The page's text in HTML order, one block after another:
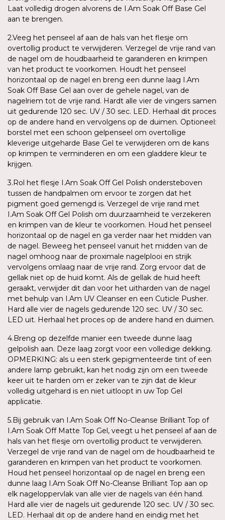
Laat volledig drogen alvorens de I.Am Soak Off Base Gel
aan te brengen.
2.Veeg het penseel af aan de hals van het flesje om
overtollig product te verwijderen. Verzegel de vrije rand van
de nagel om de houdbaarheid te garanderen en krimpen
van het product te voorkomen. Houdt het penseel
horizontaal op de nagel en breng een dunne laag I.Am
Soak Off Base Gel aan over de gehele nagel, van de
nagelriem tot de vrije rand. Hardt alle vier de vingers samen
uit gedurende 120 sec. UV / 30 sec. LED. Herhaal dit proces
op de andere hand en vervolgens op de duimen. Optioneel:
borstel met een schoon gelpenseel om overtollige
kleverige uitgeharde Base Gel te verwijderen om de kans
op krimpen te verminderen en om een gladdere kleur te
krijgen.
3.Rol het flesje I.Am Soak Off Gel Polish ondersteboven
tussen de handpalmen om ervoor te zorgen dat het
pigment goed gemengd is. Verzegel de vrije rand met
I.Am Soak Off Gel Polish om duurzaamheid te verzekeren
en krimpen van de kleur te voorkomen. Houd het penseel
horizontaal op de nagel en ga verder naar het midden van
de nagel. Beweeg het penseel vanuit het midden van de
nagel omhoog naar de proximale nagelplooi en strijk
vervolgens omlaag naar de vrije rand. Zorg ervoor dat de
gellak niet op de huid komt. Als de gellak de huid heeft
geraakt, verwijder dit dan voor het uitharden van de nagel
met behulp van I.Am UV Cleanser en een Cuticle Pusher.
Hard alle vier de nagels gedurende 120 sec. UV / 30 sec.
LED uit. Herhaal het proces op de andere hand en duimen.
4.Breng op dezelfde manier een tweede dunne laag
gelpolish aan. Deze laag zorgt voor een volledige dekking.
OPMERKING: als u een sterk gepigmenteerde tint of een
andere lamp gebruikt, kan het nodig zijn om een tweede
keer uit te harden om er zeker van te zijn dat de kleur
volledig uitgehard is en niet uitloopt in uw Top Gel
applicatie.
5.Bij gebruik van I.Am Soak Off No-Cleanse Brilliant Top of
I.Am Soak Off Matte Top Gel, veegt u het penseel af aan de
hals van het flesje om overtollig product te verwijderen.
Verzegel de vrije rand van de nagel om de houdbaarheid te
garanderen en krimpen van het product te voorkomen.
Houd het penseel horizontaal op de nagel en breng een
dunne laag I.Am Soak Off No-Cleanse Brilliant Top aan op
elk nageloppervlak van alle vier de nagels van één hand.
Hard alle vier de nagels uit gedurende 120 sec. UV / 30 sec.
LED. Herhaal dit op de andere hand en eindig met het